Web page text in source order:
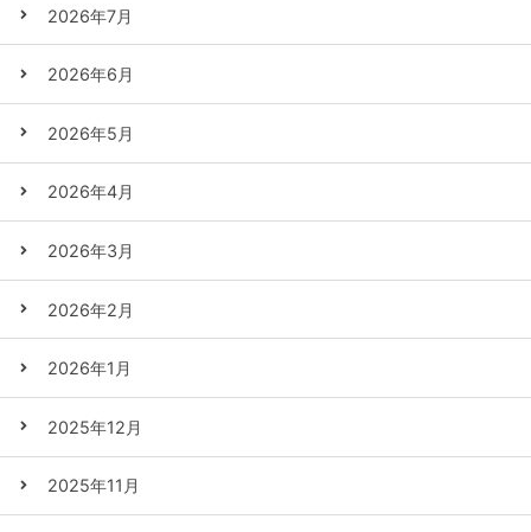
2026年7月
2026年6月
2026年5月
2026年4月
2026年3月
2026年2月
2026年1月
2025年12月
2025年11月